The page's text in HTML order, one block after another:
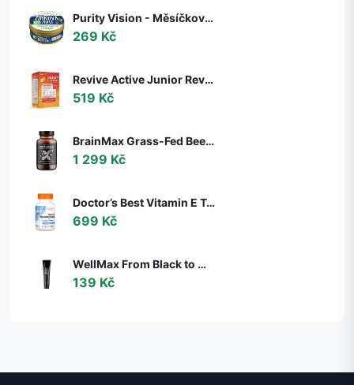
Purity Vision - Měsíčková Zinková mast BIO, 150 ml
269 Kč
Revive Active Junior Revive, podpora imunity, děti 4-12 let, 20 sáčků
519 Kč
BrainMax Grass-Fed Beef Organ complex, hovězí orgány, 240 kapslí
1 299 Kč
Doctor’s Best Vitamin E Tocotrienols, 50 mg, 60 softgelových kapslí
699 Kč
WellMax From Black to White, Černá bělící zubní pasta, 105 g
139 Kč